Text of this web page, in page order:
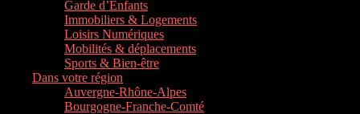
Garde d’Enfants
Immobiliers & Logements
Loisirs Numériques
Mobilités & déplacements
Sports & Bien-être
Dans votre région
Auvergne-Rhône-Alpes
Bourgogne-Franche-Comté